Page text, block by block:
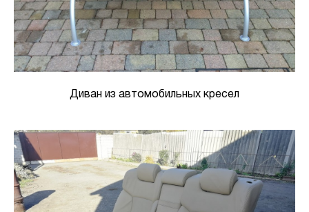
Диван из автомобильных кресел